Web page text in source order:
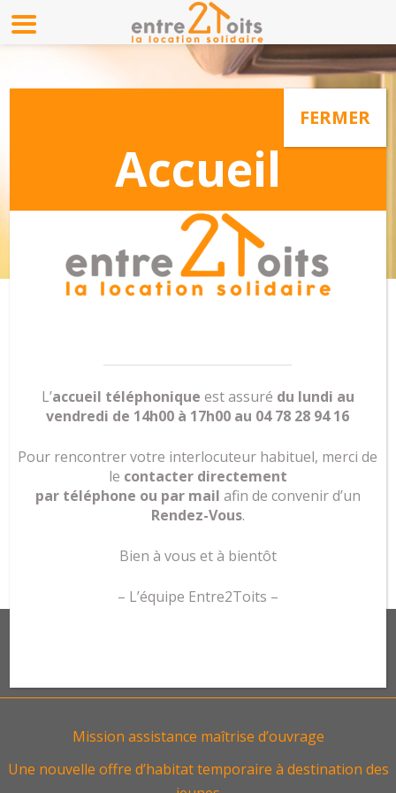
RAPPORT
D’ACTIVITÉ
le rapport d’activité 2025
Mission assistance maîtrise d’ouvrage
Une nouvelle offre d’habitat temporaire à destination des
L’accueil téléphonique est assuré du lundi au
vendredi de 14h00 à 17h00 au 04 78 28 94 16
Pour rencontrer votre interlocuteur habituel, merci de
le contacter directement
par téléphone ou par mail afin de convenir d’un
Rendez-Vous.
Bien à vous et à bientôt
– L’équipe Entre2Toits –